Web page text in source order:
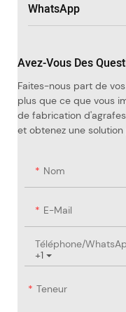
WhatsApp
Avez-Vous Des
Faites-nous part de
plus que ce que vous
de fabrication
et obtenez une
Nom
E-Mail
+1
Téléphone/
Teneur